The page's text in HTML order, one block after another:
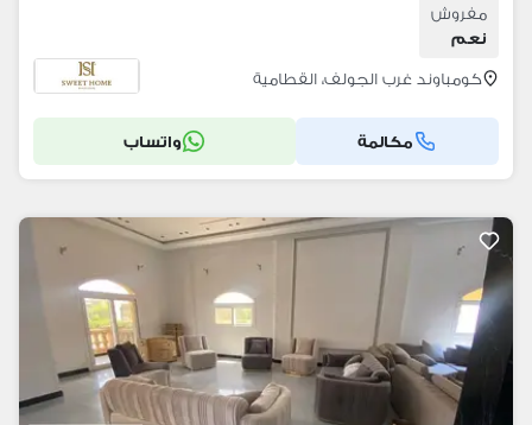
مفروش
نعم
كومباوند غرب الجولف، القطامية
مكالمة واتساب